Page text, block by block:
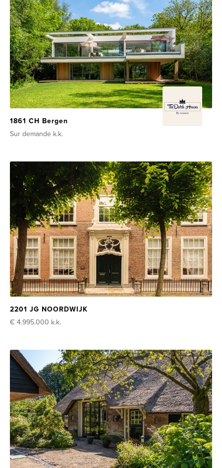
1861 CH Bergen
Sur demande k.k.
2201 JG NOORDWIJK
€ 4.995.000 k.k.